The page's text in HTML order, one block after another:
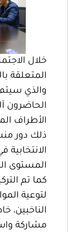
خلال
المتعلقة
والذي
الحاضرون
الأطراف
ذلك دور
المستوى
كما تم
لتوعية
الناخبين،
مشاركة